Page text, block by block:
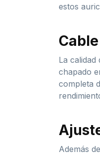
estos
La
chapado
completa
Además